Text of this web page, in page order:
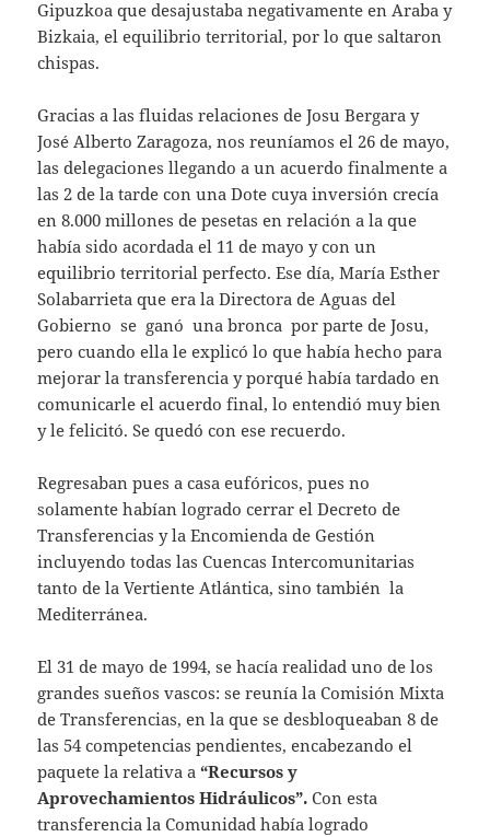
Gipuzkoa que desajustaba negativamente en Araba y
Bizkaia, el equilibrio territorial, por lo que saltaron
chispas.
Gracias a las fluidas relaciones de Josu Bergara y
José Alberto Zaragoza, nos reuníamos el 26 de mayo,
las delegaciones llegando a un acuerdo finalmente a
las 2 de la tarde con una Dote cuya inversión crecía
en 8.000 millones de pesetas en relación a la que
había sido acordada el 11 de mayo y con un
equilibrio territorial perfecto. Ese día, María Esther
Solabarrieta que era la Directora de Aguas del
Gobierno se ganó una bronca por parte de Josu,
pero cuando ella le explicó lo que había hecho para
mejorar la transferencia y porqué había tardado en
comunicarle el acuerdo final, lo entendió muy bien
y le felicitó. Se quedó con ese recuerdo.
Regresaban pues a casa eufóricos, pues no
solamente habían logrado cerrar el Decreto de
Transferencias y la Encomienda de Gestión
incluyendo todas las Cuencas Intercomunitarias
tanto de la Vertiente Atlántica, sino también la
Mediterránea.
El 31 de mayo de 1994, se hacía realidad uno de los
grandes sueños vascos: se reunía la Comisión Mixta
de Transferencias, en la que se desbloqueaban 8 de
las 54 competencias pendientes, encabezando el
paquete la relativa a“Recursos y
Aprovechamientos Hidráulicos”. Con esta
transferencia la Comunidad había logrado